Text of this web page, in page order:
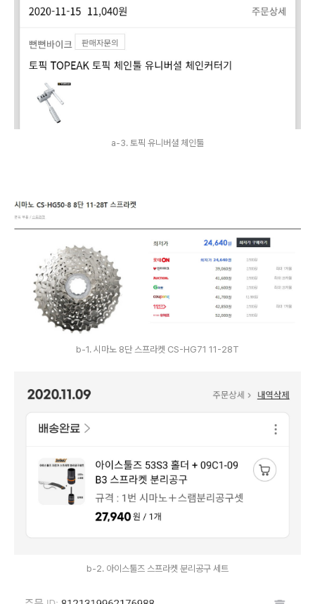
a-3. 토픽 유니버셜 체인툴
b-1. 시마노 8단 스프라켓 CS-HG71 11-28T
b-2. 아이스툴즈 스프라켓 분리공구 세트